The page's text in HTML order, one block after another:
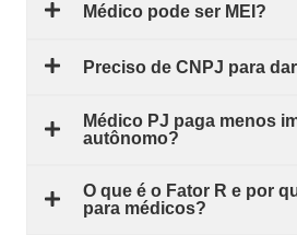
Médico pode ser MEI?
Preciso de CNPJ para
Médico PJ paga menos
autônomo?
O que é o Fator R e por
para médicos?